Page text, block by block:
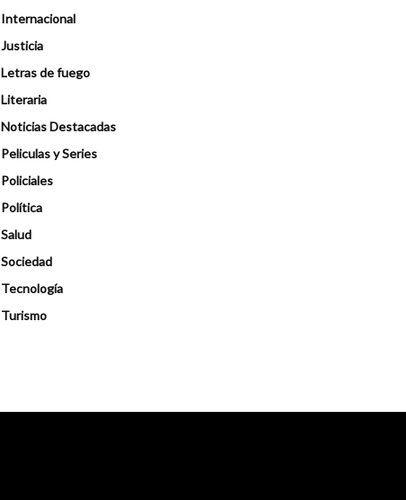
Internacional
Justicia
Letras de fuego
Literaria
Noticias Destacadas
Peliculas y Series
Policiales
Política
Salud
Sociedad
Tecnología
Turismo